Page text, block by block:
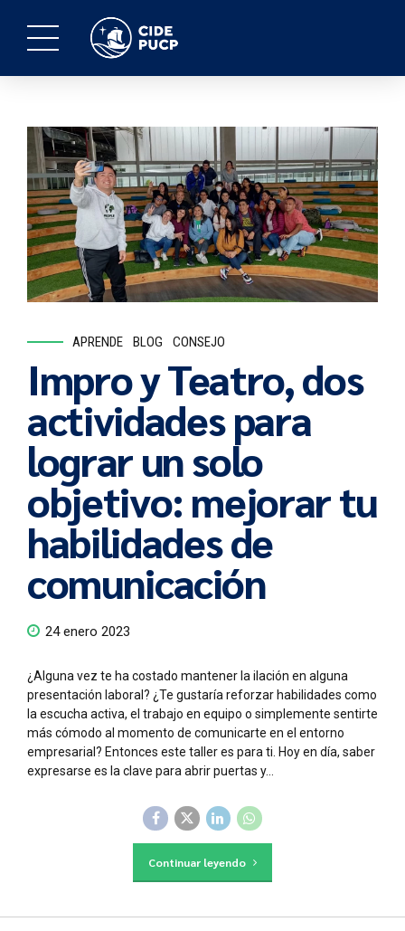
APRENDE BLOG CONSEJO
Impro y Teatro, dos
actividades para
lograr un solo
objetivo: mejorar tu
habilidades de
comunicación
24 enero 2023
¿Alguna vez te ha costado mantener la ilación en alguna
presentación laboral? ¿Te gustaría reforzar habilidades como
la escucha activa, el trabajo en equipo o simplemente sentirte
más cómodo al momento de comunicarte en el entorno
empresarial? Entonces este taller es para ti. Hoy en día, saber
expresarse es la clave para abrir puertas y...
Continuar leyendo